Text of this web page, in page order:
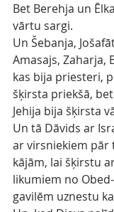
Bet Berehja un
vārtu sargi.
Un Šebanja,
Amasajs, Zaharja,
kas bija priesteri,
šķirsta priekšā,
Jehija bija šķirsta
Un tā Dāvids ar
ar virsniekiem pār
kājām, lai šķirstu
likumiem no
gavilēm uznestu